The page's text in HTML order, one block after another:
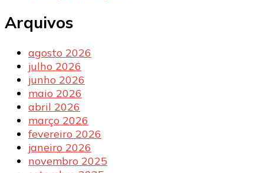
Arquivos
agosto 2026
julho 2026
junho 2026
maio 2026
abril 2026
março 2026
fevereiro 2026
janeiro 2026
novembro 2025